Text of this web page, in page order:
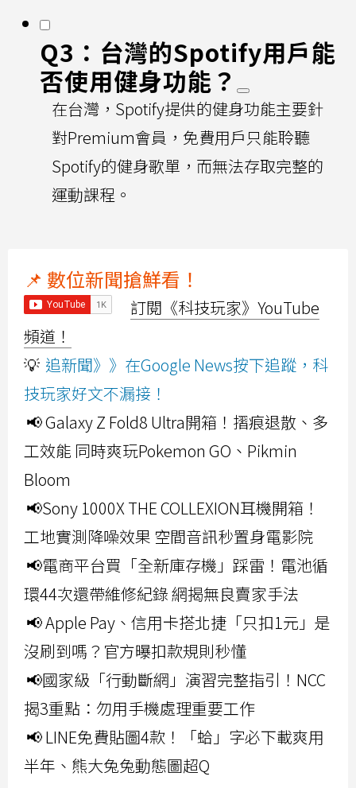
Q3：台灣的Spotify用戶能
否使用健身功能？
在台灣，Spotify提供的健身功能主要針
對Premium會員，免費用戶只能聆聽
Spotify的健身歌單，而無法存取完整的
運動課程。
📌 數位新聞搶鮮看！
訂閱《科技玩家》YouTube
頻道！
💡 追新聞》》在Google News按下追蹤，科
技玩家好文不漏接！
📢 Galaxy Z Fold8 Ultra開箱！摺痕退散、多
工效能 同時爽玩Pokemon GO、Pikmin
Bloom
📢Sony 1000X THE COLLEXION耳機開箱！
工地實測降噪效果 空間音訊秒置身電影院
📢電商平台買「全新庫存機」踩雷！電池循
環44次還帶維修紀錄 網揭無良賣家手法
📢 Apple Pay、信用卡搭北捷「只扣1元」是
沒刷到嗎？官方曝扣款規則秒懂
📢國家級「行動斷網」演習完整指引！NCC
揭3重點：勿用手機處理重要工作
📢 LINE免費貼圖4款！「蛤」字必下載爽用
半年、熊大兔兔動態圖超Q